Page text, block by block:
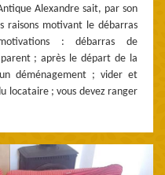
Alexandre sait, par son
raisons motivant le débarras
: débarras de
; après le départ de la
déménagement ; vider et
locataire ; vous devez ranger